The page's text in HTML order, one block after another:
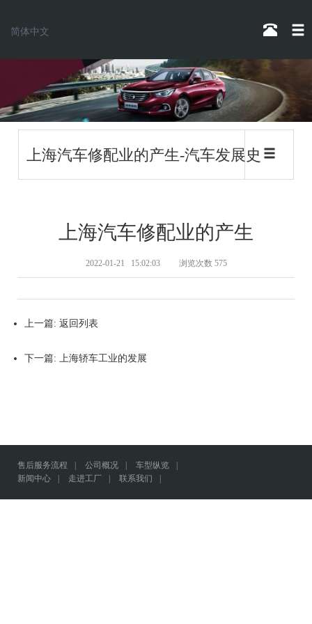
简体中文
上海汽车修配业的产生-汽车发展史
上海汽车修配业的产生
2022-01-21 15:02:03 浏览次数 575
上一篇: 返回列表
下一篇: 上海轿车工业的发展
售后服务流程 | 公司概况 | 车型纵览
|
新闻中心
| 走进工厂 | 联系我们 |